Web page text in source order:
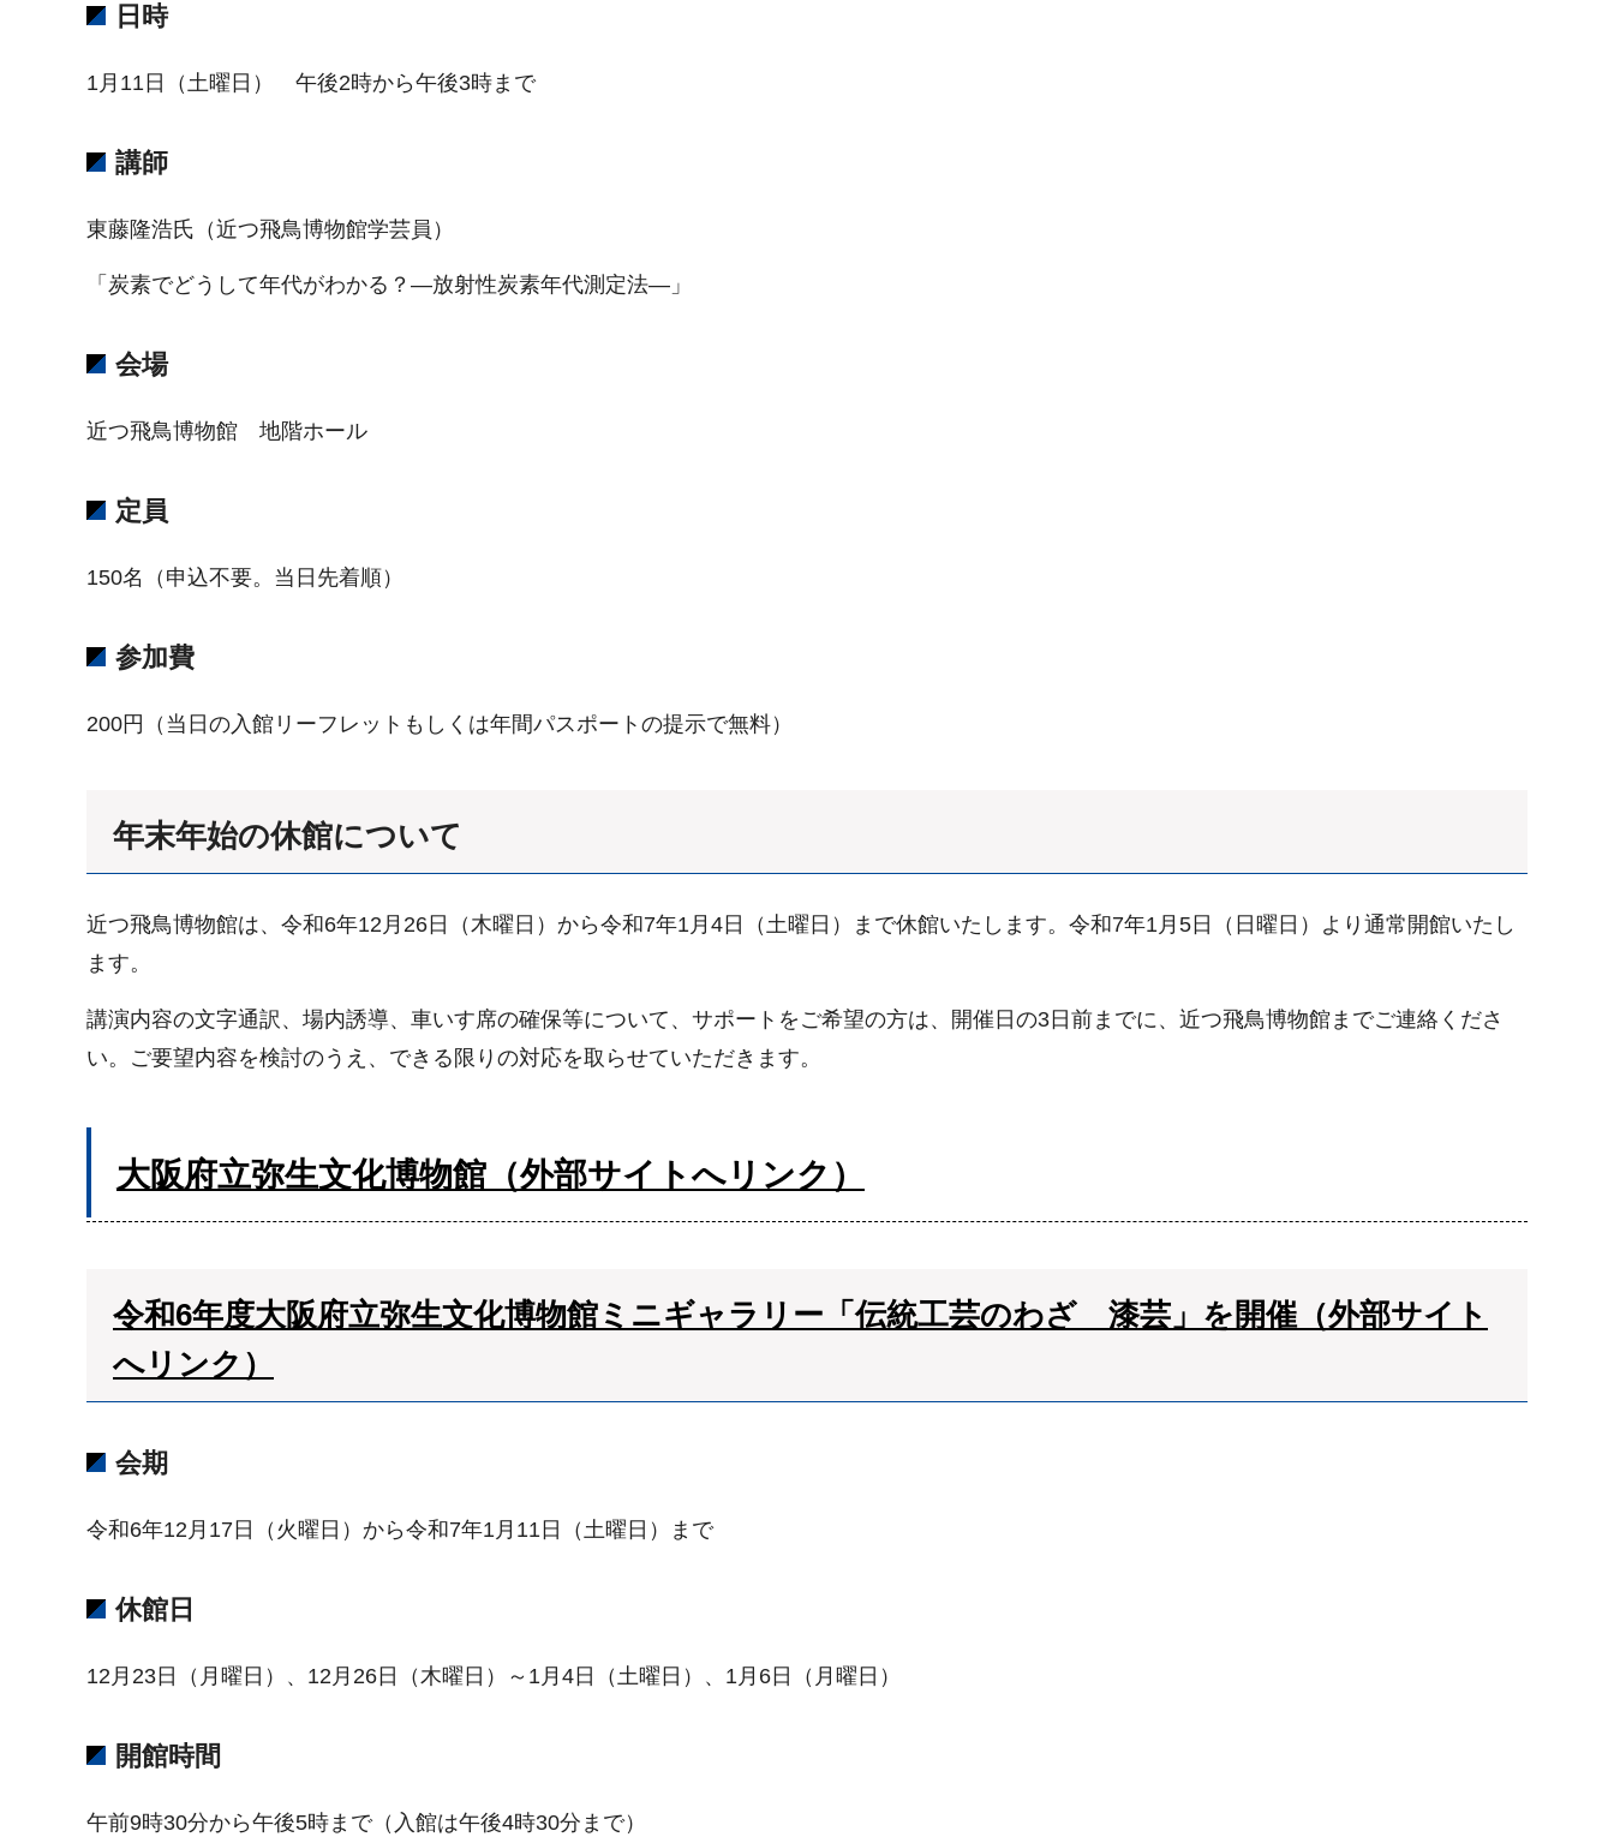
日時
1月11日（土曜日） 午後2時から午後3時まで
講師
東藤隆浩氏（近つ飛鳥博物館学芸員）
「炭素でどうして年代がわかる？―放射性炭素年代測定法―」
会場
近つ飛鳥博物館 地階ホール
定員
150名（申込不要。当日先着順）
参加費
200円（当日の入館リーフレットもしくは年間パスポートの提示で無料）
年末年始の休館について
近つ飛鳥博物館は、令和6年12月26日（木曜日）から令和7年1月4日（土曜日）まで休館いたします。令和7年1月5日（日曜日）より通常開館いたし
ます。
講演内容の文字通訳、場内誘導、車いす席の確保等について、サポートをご希望の方は、開催日の3日前までに、近つ飛鳥博物館までご連絡くださ
い。ご要望内容を検討のうえ、できる限りの対応を取らせていただきます。
大阪府立弥生文化博物館（外部サイトへリンク）
令和6年度大阪府立弥生文化博物館ミニギャラリー「伝統工芸のわざ 漆芸」を開催（外部サイト
へリンク）
会期
令和6年12月17日（火曜日）から令和7年1月11日（土曜日）まで
休館日
12月23日（月曜日）、12月26日（木曜日）～1月4日（土曜日）、1月6日（月曜日）
開館時間
午前9時30分から午後5時まで（入館は午後4時30分まで）